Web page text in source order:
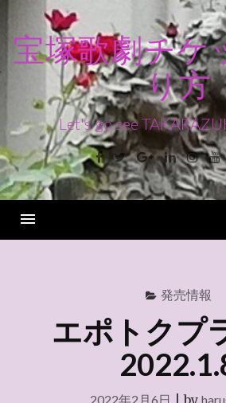
ン
ス
キ
ッ
宝塚歌劇チケ
り方
Let's go see
Facebook
TwitterGoogle+Linkedin
発売情報
エポトクプ
2022年2月6日 |by